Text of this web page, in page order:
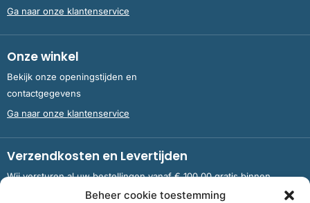
Beheer cookie toestemming
Ga naar onze klantenservice
Onze winkel
Bekijk onze openingstijden en
contactgegevens
Ga naar onze klantenservice
Verzendkosten en Levertijden
Wij versturen al uw bestellingen vanaf € 100,00 gratis binnen
Nederland en België.